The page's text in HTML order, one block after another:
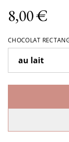
8,00 €
CHOCOLAT